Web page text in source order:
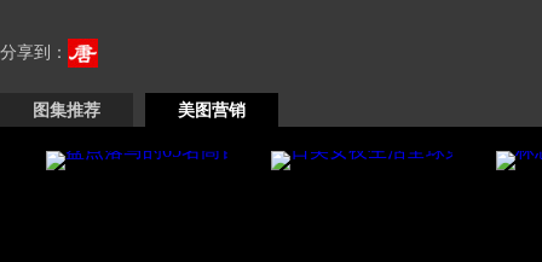
分享到：
图集推荐 美图营销